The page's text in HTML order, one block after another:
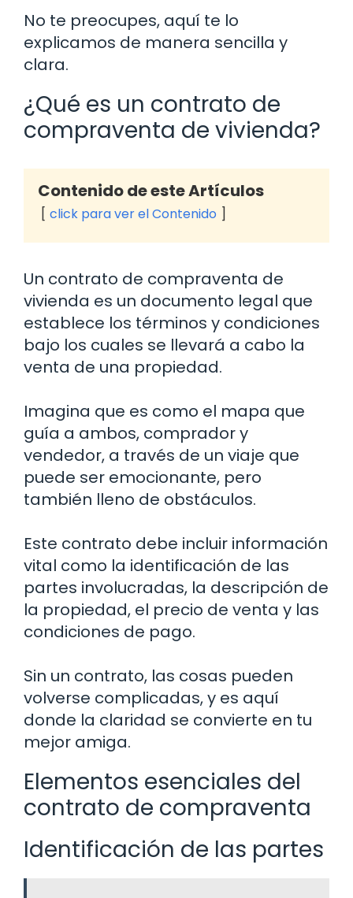
No te preocupes, aquí te lo
explicamos de manera sencilla y
clara.
¿Qué es un contrato de
compraventa de vivienda?
Contenido de este Artículos
click para ver el Contenido
Un contrato de compraventa de
vivienda es un documento legal que
establece los términos y condiciones
bajo los cuales se llevará a cabo la
venta de una propiedad.
Imagina que es como el mapa que
guía a ambos, comprador y
vendedor, a través de un viaje que
puede ser emocionante, pero
también lleno de obstáculos.
Este contrato debe incluir información
vital como la identificación de las
partes involucradas, la descripción de
la propiedad, el precio de venta y las
condiciones de pago.
Sin un contrato, las cosas pueden
volverse complicadas, y es aquí
donde la claridad se convierte en tu
mejor amiga.
Elementos esenciales del
contrato de compraventa
Identificación de las partes